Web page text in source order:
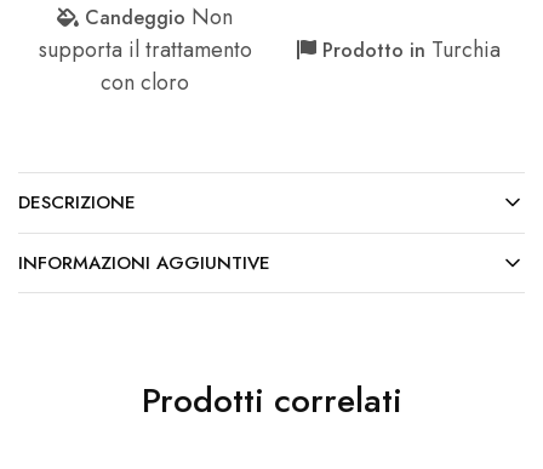
Candeggio Non
supporta il trattamento
con cloro
Prodotto in Turchia
DESCRIZIONE
INFORMAZIONI AGGIUNTIVE
Prodotti correlati